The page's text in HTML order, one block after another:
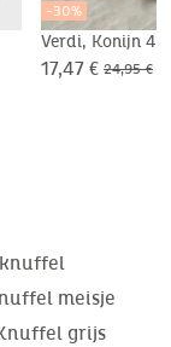
-30%
Verdi, Konijn
17,47 € 24,95 €
meisje
grijs